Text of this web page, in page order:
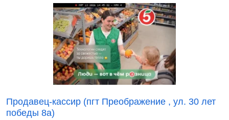
Продавец-кассир (пгт Преображение , ул. 30 лет
победы 8а)